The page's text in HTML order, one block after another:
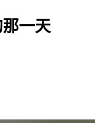
一天